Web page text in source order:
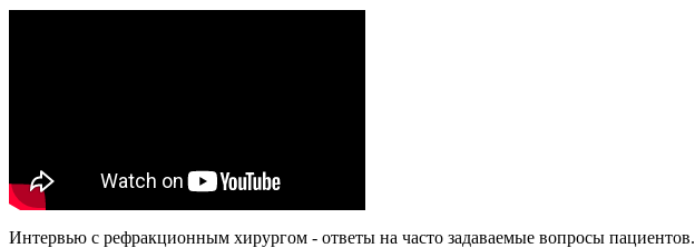
Интервью с рефракционным хирургом - ответы на часто задаваемые вопросы пациентов.